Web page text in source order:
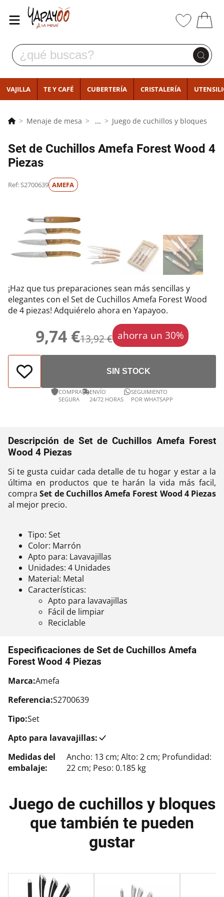
VAJILLA TE Y CAFÉ CUBERTERÍA CRISTALERÍA
Menaje de mesa ... Juego de cuchillos y bloques
Set de Cuchillos Amefa Forest Wood 4
Piezas
Ref: S2700639 AMEFA
¡Haz que tus preparaciones sean más sencillas y
elegantes con el Set de Cuchillos Amefa Forest Wood
de 4 piezas! Adquiérelo ahora en Yapayoo.
9,74 €13,92 € ahorra un 30%
SIN STOCK
COMPRA
SEGURA
ENVÍO
24/72 HORAS
SEGUIMIENTO
POR WHATSAPP
Descripción de Set de Cuchillos Amefa Forest
Wood 4 Piezas
Si te gusta cuidar cada detalle de tu hogar y estar a la
última en productos que te harán la vida más facil,
compraSet de Cuchillos Amefa Forest Wood 4 Piezas
al mejor precio.
Tipo: Set
Color: Marrón
Apto para: Lavavajillas
Unidades: 4 Unidades
Material: Metal
Características:
Apto para lavavajillas
Fácil de limpiar
Reciclable
Especificaciones de Set de Cuchillos Amefa
Forest Wood 4 Piezas
Marca:Amefa
Referencia:S2700639
Tipo:Set
Apto para lavavajillas:
Medidas del
embalaje:
Ancho: 13 cm; Alto: 2 cm; Profundidad:
22 cm; Peso: 0.185 kg
Juego de cuchillos y bloques
que también te pueden
gustar